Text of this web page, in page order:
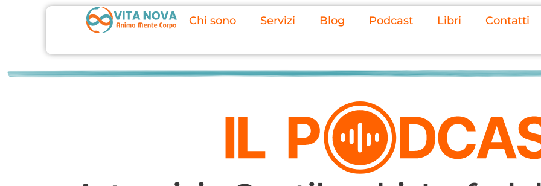
Chi sono Servizi Blog Podcast Libri Contatti